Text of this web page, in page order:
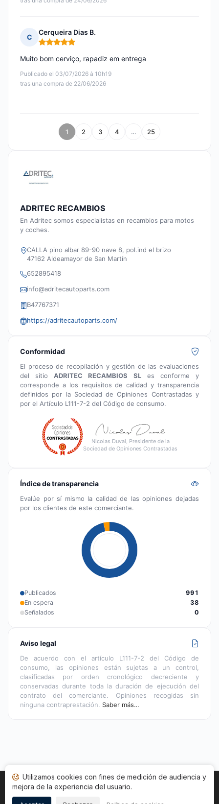
C
Cerqueira Dias B.
Nota: 5 de 5
Publicado el 03/07/2026 à 10h19
tras una compra de 22/06/2026
Muito bom cerviço, rapadiz em entrega
1 2 3 4 … 25
ADRITEC RECAMBIOS
En Adritec somos especialistas en recambios para motos
y coches.
CALLA pino albar 89-90 nave 8, pol.ind el brizo
47162 Aldeamayor de San Martín
652895418
info@adritecautoparts.com
B47767371
https://adritecautoparts.com/
Conformidad
El proceso de recopilación y gestión de las evaluaciones
del sitioADRITEC RECAMBIOS SLes conforme y
corresponde a los requisitos de calidad y transparencia
definidos por la Sociedad de Opiniones Contrastadas y
por el Artículo L111-7-2 del Código de consumo.
Nicolas Duval, Presidente de la
Sociedad de Opiniones Contrastadas
Índice de transparencia
Evalúe por sí mismo la calidad de las opiniones dejadas
por los clientes de este comerciante.
Publicados
991
En espera
38
Señalados
0
Aviso legal
De acuerdo con el artículo L111-7-2 del Código de
consumo, las opiniones están sujetas a un control,
clasificadas por orden cronológico decreciente y
conservadas durante toda la duración de ejecución del
contrato del comerciante. Opiniones recogidas sin
ninguna contraprestación. Saber más…
Inicio Estado opiniones Categorías
Utilizamos cookies con fines de medición de audiencia y
mejora de la experiencia del usuario.